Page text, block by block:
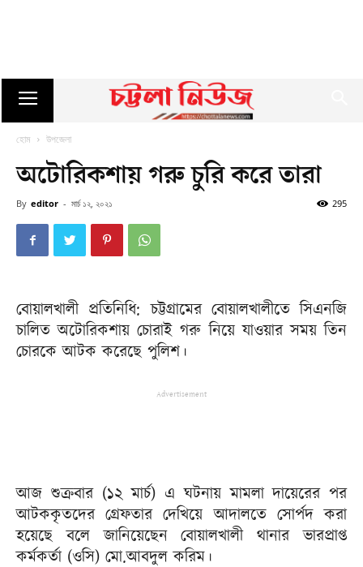
হোম উপজেলা
অটোরিকশায় গরু চুরি করে তারা
By editor - মার্চ ১২, ২০২১ 295
বোয়ালখালী প্রতিনিধি: চট্টগ্রামের বোয়ালখালীতে সিএনজি
চালিত অটোরিকশায় চোরাই গরু নিয়ে যাওয়ার সময় তিন
চোরকে আটক করেছে পুলিশ।
Advertisement
আজ শুক্রবার (১২ মার্চ) এ ঘটনায় মামলা দায়েরের পর
আটককৃতদের গ্রেফতার দেখিয়ে আদালতে সোর্পদ করা
হয়েছে বলে জানিয়েছেন বোয়ালখালী থানার ভারপ্রাপ্ত
কর্মকর্তা (ওসি) মো.আবদুল করিম।